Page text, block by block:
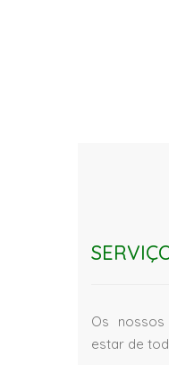
Os
estar de